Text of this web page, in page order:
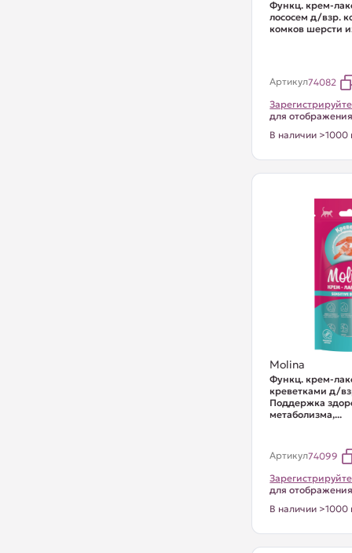
Функц. крем-
лососем д/взр.
комков шерсти
Артикул74082
для
В наличии >1000
Molina
Функц. крем-
креветками д/
Поддержка
метаболизма,...
Артикул74099
для
В наличии >1000